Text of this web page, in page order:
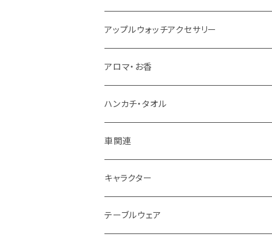
アップルウォッチアクセサリー
アロマ・お香
ハンカチ・タオル
車関連
キャラクター
テーブルウェア